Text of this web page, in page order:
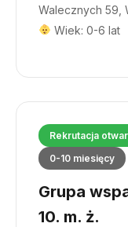
Walecznych 59,
Wiek: 0-6 lat
Rekrutacja
0-10 miesięcy
Grupa
10. m. ż.